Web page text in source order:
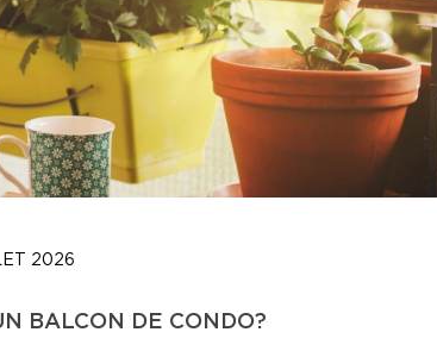
2026
BALCON DE CONDO?